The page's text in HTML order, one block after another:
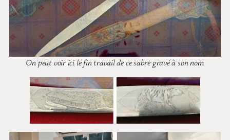
On peut voir ici le fin travail de ce sabre gravé à son nom